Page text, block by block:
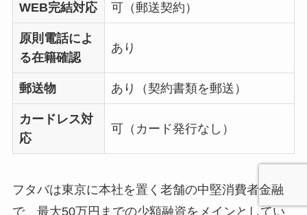
WEB完結対応 可（郵送契約）
原則電話によ
る在籍確認
あり
郵送物 あり（契約書類を郵送）
カードレス対
応
可（カード発行なし）
フタバは東京に本社を置く老舗の中堅消費者金融
で、最大50万円までの少額融資をメインとしてい